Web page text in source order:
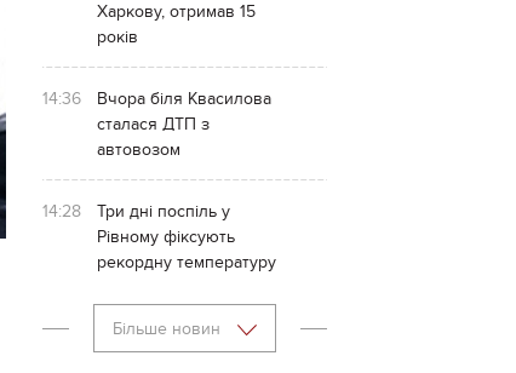
Харкову, отримав 15
років
14:36
Вчора біля Квасилова
сталася ДТП з
автовозом
14:28
Три дні поспіль у
Рівному фіксують
рекордну температуру
Більше новин